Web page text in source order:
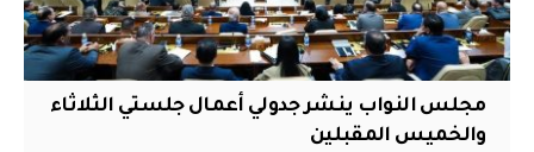
مجلس النواب ينشر جدولي أعمال جلستي الثلاثاء
والخميس المقبلين